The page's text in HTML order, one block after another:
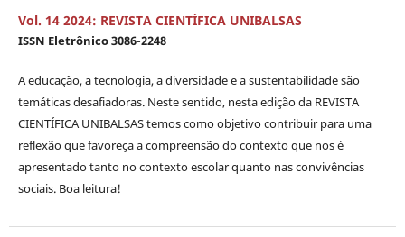
Vol. 14 2024: REVISTA CIENTÍFICA UNIBALSAS
ISSN Eletrônico 3086-2248
A educação, a tecnologia, a diversidade e a sustentabilidade são
temáticas desafiadoras. Neste sentido, nesta edição da REVISTA
CIENTÍFICA UNIBALSAS temos como objetivo contribuir para uma
reflexão que favoreça a compreensão do contexto que nos é
apresentado tanto no contexto escolar quanto nas convivências
sociais. Boa leitura!